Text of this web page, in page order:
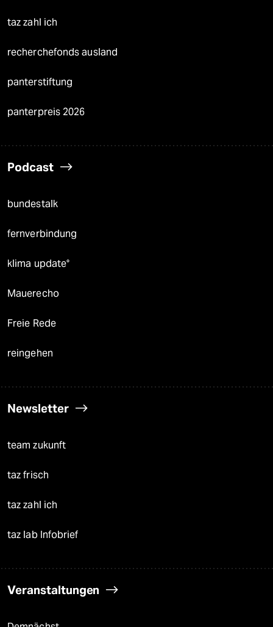
taz zahl ich
recherchefonds ausland
panterstiftung
panterpreis 2026
Podcast
bundestalk
fernverbindung
klima update°
Mauerecho
Freie Rede
reingehen
Newsletter
team zukunft
taz frisch
taz zahl ich
taz lab Infobrief
Veranstaltungen